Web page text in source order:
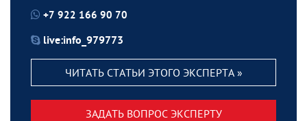
+7 922 166 90 70
live:info_979773
ЧИТАТЬ СТАТЬИ ЭТОГО ЭКСПЕРТА »
ЗАДАТЬ ВОПРОС ЭКСПЕРТУ